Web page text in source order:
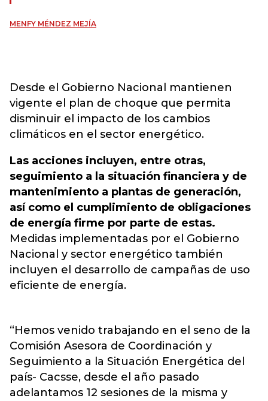
MENFY MÉNDEZ MEJÍA
Desde el Gobierno Nacional mantienen
vigente el plan de choque que permita
disminuir el impacto de los cambios
climáticos en el sector energético.
Las acciones incluyen, entre otras,
seguimiento a la situación financiera y de
mantenimiento a plantas de generación,
así como el cumplimiento de obligaciones
de energía firme por parte de estas.
Medidas implementadas por el Gobierno
Nacional y sector energético también
incluyen el desarrollo de campañas de uso
eficiente de energía.
“Hemos venido trabajando en el seno de la
Comisión Asesora de Coordinación y
Seguimiento a la Situación Energética del
país- Cacsse, desde el año pasado
adelantamos 12 sesiones de la misma y